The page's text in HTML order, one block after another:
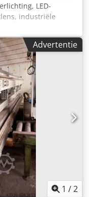
LED-
industriële
industriële
Basler type
0.15 Crodpfx
x 345 mm -
Advertentie
1 /2